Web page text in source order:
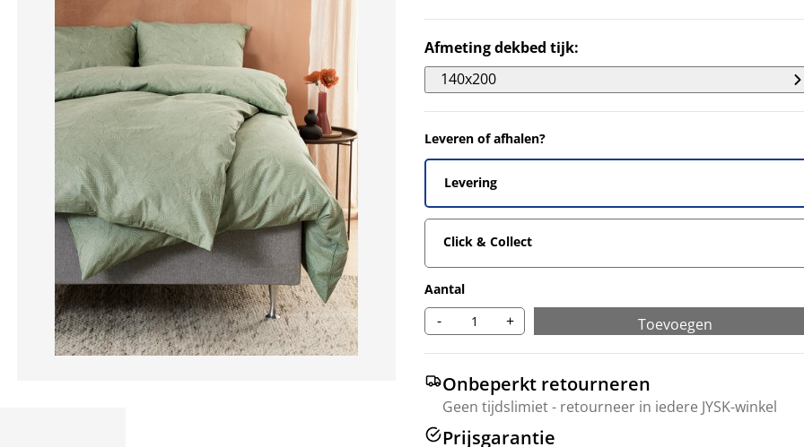
Afmeting dekbed tijk:
140x200
Leveren of afhalen?
Levering
Click & Collect
Aantal
- + Toevoegen
Onbeperkt retourneren
Geen tijdslimiet - retourneer in iedere JYSK-winkel
Prijsgarantie
71.42857142857143%
28.57142857142857%